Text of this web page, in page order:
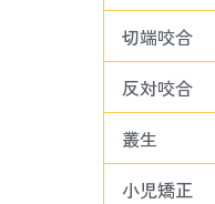
切端咬合
反対咬合
叢生
小児矯正